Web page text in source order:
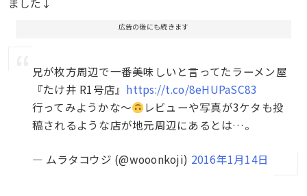
広告の後にも続きます
兄が枚方周辺で一番美味しいと言ってたラーメン屋
『たけ井 R1号店』 https://t.co/8eHUPaSC83
行ってみようかな〜
レビューや写真が3ケタも投
稿されるような店が地元周辺にあるとは…。
— ムラタコウジ (@wooonkoji) 2016年1月14日